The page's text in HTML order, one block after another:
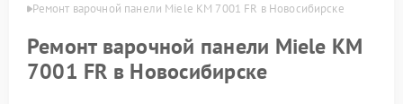
Ремонт варочной панели Miele KM 7001 FR в Новосибирске
Ремонт варочной панели Miele KM
7001 FR в Новосибирске